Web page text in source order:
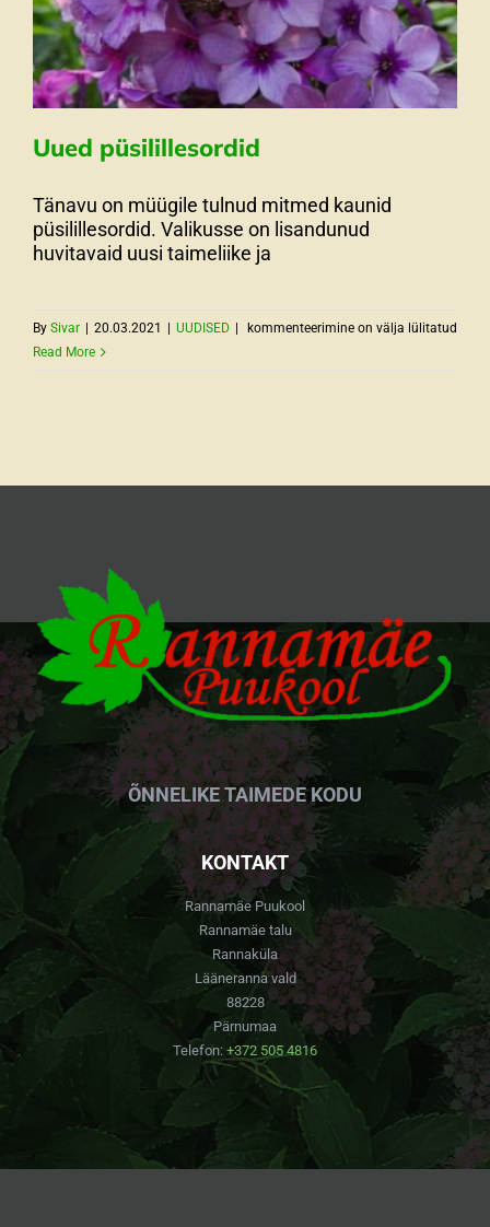
Uued püsilillesordid
Tänavu on müügile tulnud mitmed kaunid
püsilillesordid. Valikusse on lisandunud
huvitavaid uusi taimeliike ja
By Sivar 20.03.2021 UUDISED
Uued
kommenteerimine on välja lülitatud
Read More
ÕNNELIKE TAIMEDE KODU
KONTAKT
Rannamäe Puukool
Rannamäe talu
Rannaküla
Lääneranna vald
88228
Pärnumaa
Telefon: +372 505 4816